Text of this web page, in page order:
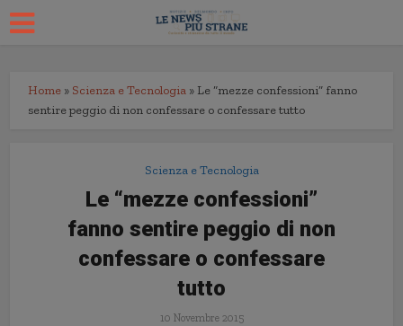
Home » Scienza e Tecnologia » Le “mezze confessioni” fanno
sentire peggio di non confessare o confessare tutto
Scienza e Tecnologia
Le “mezze confessioni”
fanno sentire peggio di non
confessare o confessare
tutto
10 Novembre 2015